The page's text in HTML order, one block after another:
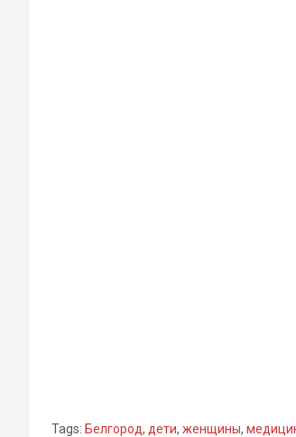
Tags: Белгород, дети, женщины,